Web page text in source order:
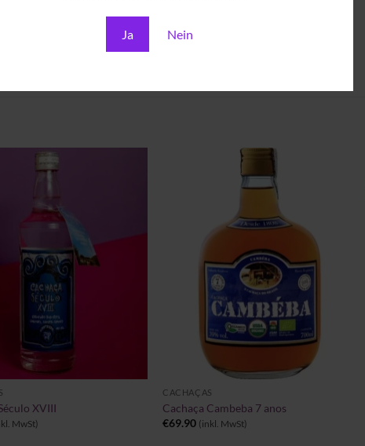
Ja Nein
von 10 Personen statt.
XVIII
MwSt)
CACHAÇAS
Cachaça Cambeba 7 anos
€69.90 (inkl. MwSt)